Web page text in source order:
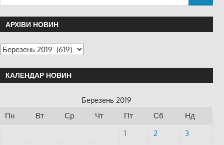
АРХІВИ НОВИН
КАЛЕНДАР НОВИН
Березень 2019
Пн
Вт Ср Чт Пт Сб
Нд
1
2
3